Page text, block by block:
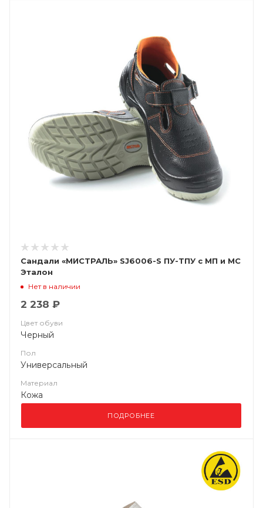
Сандали «МИСТРАЛЬ» SJ6006-S ПУ-ТПУ с МП и МС
Эталон
Нет в наличии
2 238 ₽
Цвет обуви
Черный
Пол
Универсальный
Материал
Кожа
ПОДРОБНЕЕ